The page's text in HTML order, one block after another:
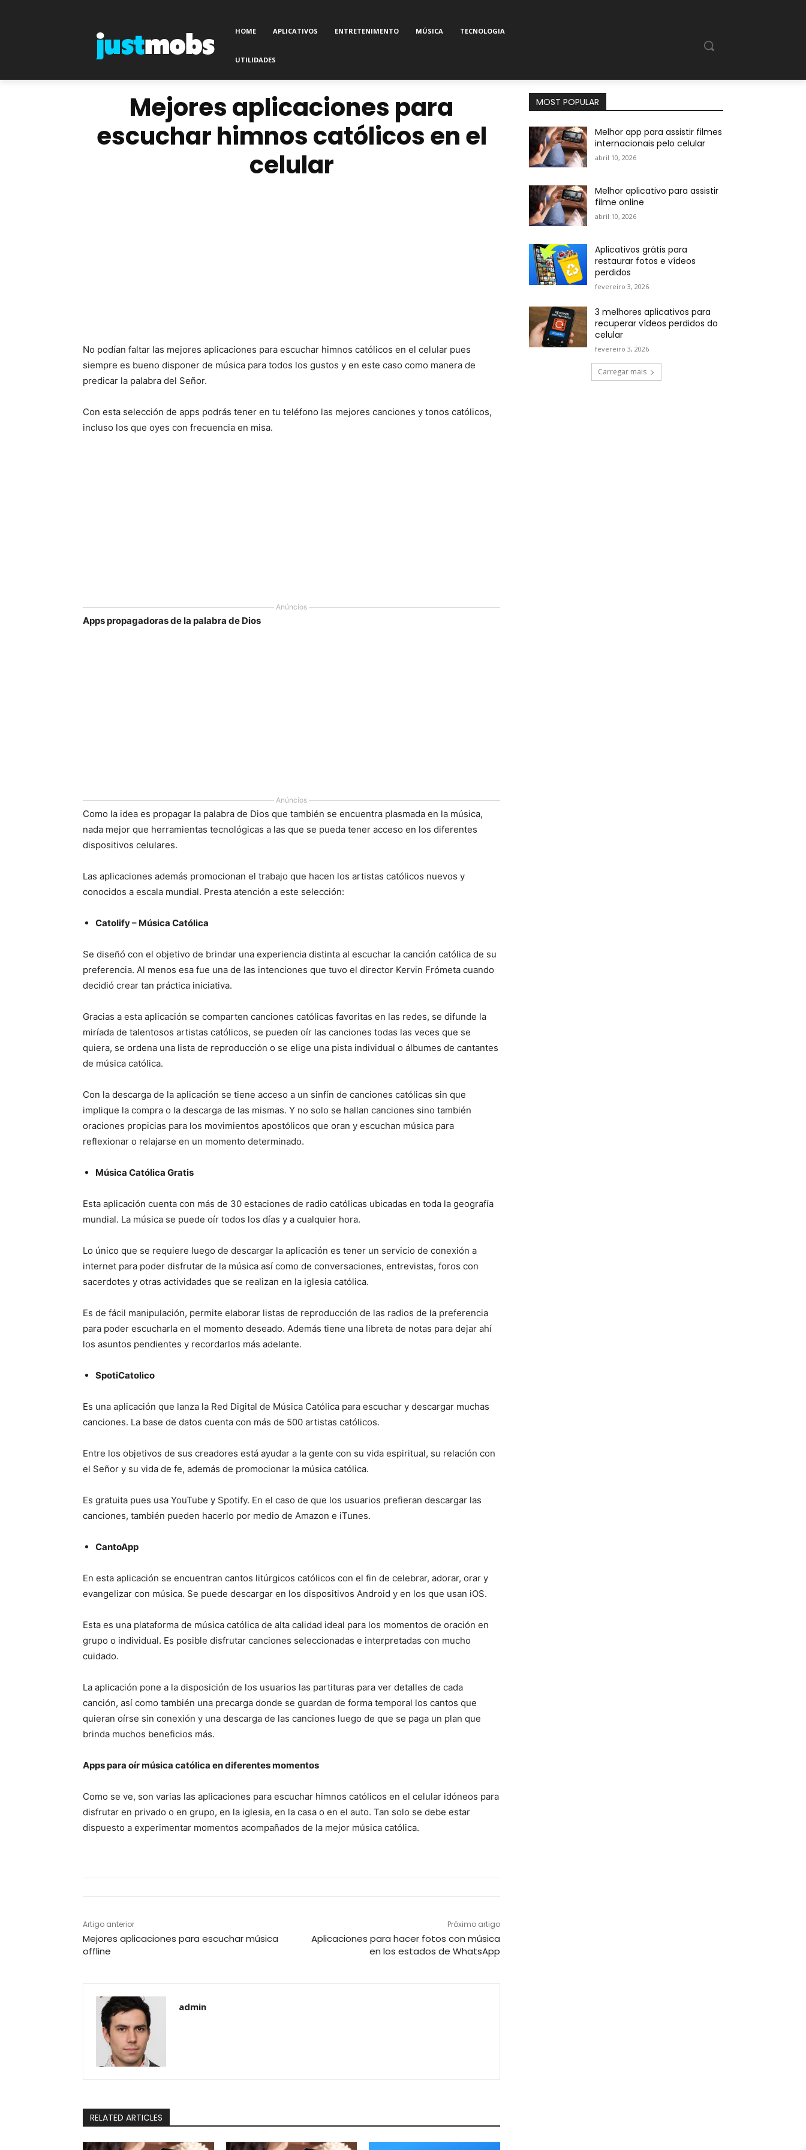
HOME APLICATIVOS ENTRETENIMENTO MÚSICA TECNOLOGIA
UTILIDADES
Mejores aplicaciones para
escuchar himnos católicos en el
celular
No podían faltar las mejores aplicaciones para escuchar himnos católicos en el celular pues
siempre es bueno disponer de música para todos los gustos y en este caso como manera de
predicar la palabra del Señor.
Con esta selección de apps podrás tener en tu teléfono las mejores canciones y tonos católicos,
incluso los que oyes con frecuencia en misa.
Anúncios
Apps propagadoras de la palabra de Dios
Anúncios
Como la idea es propagar la palabra de Dios que también se encuentra plasmada en la música,
nada mejor que herramientas tecnológicas a las que se pueda tener acceso en los diferentes
dispositivos celulares.
Las aplicaciones además promocionan el trabajo que hacen los artistas católicos nuevos y
conocidos a escala mundial. Presta atención a este selección:
Catolify – Música Católica
Se diseñó con el objetivo de brindar una experiencia distinta al escuchar la canción católica de su
preferencia. Al menos esa fue una de las intenciones que tuvo el director Kervin Frómeta cuando
decidió crear tan práctica iniciativa.
Gracias a esta aplicación se comparten canciones católicas favoritas en las redes, se difunde la
miríada de talentosos artistas católicos, se pueden oír las canciones todas las veces que se
quiera, se ordena una lista de reproducción o se elige una pista individual o álbumes de cantantes
de música católica.
Con la descarga de la aplicación se tiene acceso a un sinfín de canciones católicas sin que
implique la compra o la descarga de las mismas. Y no solo se hallan canciones sino también
oraciones propicias para los movimientos apostólicos que oran y escuchan música para
reflexionar o relajarse en un momento determinado.
Música Católica Gratis
Esta aplicación cuenta con más de 30 estaciones de radio católicas ubicadas en toda la geografía
mundial. La música se puede oír todos los días y a cualquier hora.
Lo único que se requiere luego de descargar la aplicación es tener un servicio de conexión a
internet para poder disfrutar de la música así como de conversaciones, entrevistas, foros con
sacerdotes y otras actividades que se realizan en la iglesia católica.
Es de fácil manipulación, permite elaborar listas de reproducción de las radios de la preferencia
para poder escucharla en el momento deseado. Además tiene una libreta de notas para dejar ahí
los asuntos pendientes y recordarlos más adelante.
SpotiCatolico
Es una aplicación que lanza la Red Digital de Música Católica para escuchar y descargar muchas
canciones. La base de datos cuenta con más de 500 artistas católicos.
Entre los objetivos de sus creadores está ayudar a la gente con su vida espiritual, su relación con
el Señor y su vida de fe, además de promocionar la música católica.
Es gratuita pues usa YouTube y Spotify. En el caso de que los usuarios prefieran descargar las
canciones, también pueden hacerlo por medio de Amazon e iTunes.
CantoApp
En esta aplicación se encuentran cantos litúrgicos católicos con el fin de celebrar, adorar, orar y
evangelizar con música. Se puede descargar en los dispositivos Android y en los que usan iOS.
Esta es una plataforma de música católica de alta calidad ideal para los momentos de oración en
grupo o individual. Es posible disfrutar canciones seleccionadas e interpretadas con mucho
cuidado.
La aplicación pone a la disposición de los usuarios las partituras para ver detalles de cada
canción, así como también una precarga donde se guardan de forma temporal los cantos que
quieran oírse sin conexión y una descarga de las canciones luego de que se paga un plan que
brinda muchos beneficios más.
Apps para oír música católica en diferentes momentos
Como se ve, son varias las aplicaciones para escuchar himnos católicos en el celular idóneos para
disfrutar en privado o en grupo, en la iglesia, en la casa o en el auto. Tan solo se debe estar
dispuesto a experimentar momentos acompañados de la mejor música católica.
Artigo anterior
Mejores aplicaciones para escuchar música
offline
Próximo artigo
Aplicaciones para hacer fotos con música
en los estados de WhatsApp
admin
RELATED ARTICLES
MOST POPULAR
Melhor app para assistir filmes
internacionais pelo celular
abril 10, 2026
Melhor aplicativo para assistir
filme online
abril 10, 2026
Aplicativos grátis para
restaurar fotos e vídeos
perdidos
fevereiro 3, 2026
3 melhores aplicativos para
recuperar vídeos perdidos do
celular
fevereiro 3, 2026
Carregar mais